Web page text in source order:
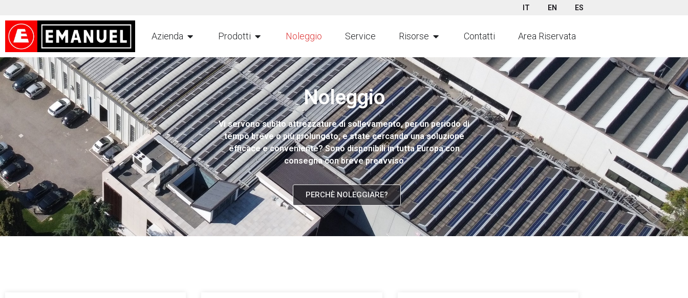
IT EN ES
Azienda Prodotti Noleggio Service Risorse Contatti Area Riservata
Noleggio
Vi servono subito attrezzature di sollevamento, per un periodo di
tempo breve o più prolungato, e state cercando una soluzione
efficace e conveniente? Sono disponibili in tutta Europa con
consegna con breve preavviso
PERCHÈ NOLEGGIARE?